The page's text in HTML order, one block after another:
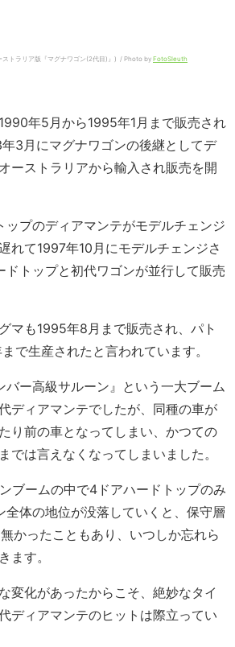
ストラリア版『マグナワゴン(2代目)』) / Photo by FotoSleuth
年5月から1995年1月まで販売され
3月にマグナワゴンの後継としてデ
ーストラリアから輸入され販売を開
ップのディアマンテがモデルチェンジ
れて1997年10月にモデルチェンジさ
ドトップと初代ワゴンが並行して販売
マも1995年8月まで販売され、パト
で生産されたと言われています。
バー高級サルーン』という一大ブーム
ディアマンテでしたが、同種の車が
り前の車となってしまい、かつての
では言えなくなってしまいました。
ブームの中で4ドアハードトップのみ
全体の地位が没落していくと、保守層
かったこともあり、いつしか忘れら
ます。
変化があったからこそ、絶妙なタイ
ディアマンテのヒットは際立ってい